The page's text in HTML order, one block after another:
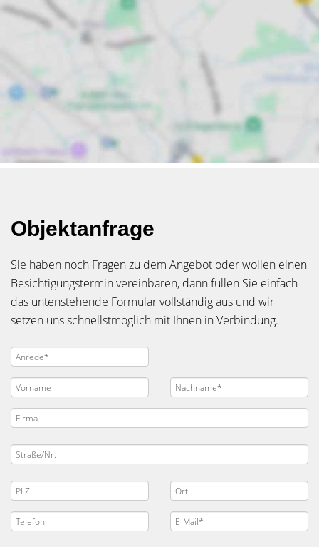
Objektanfrage
Sie haben noch Fragen zu dem Angebot oder wollen einen
Besichtigungstermin vereinbaren, dann füllen Sie einfach
das untenstehende Formular vollständig aus und wir
setzen uns schnellstmöglich mit Ihnen in Verbindung.